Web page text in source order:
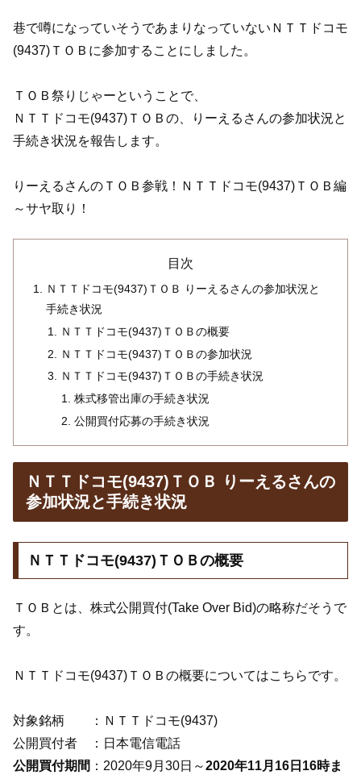
巷で噂になっていそうであまりなっていないＮＴＴドコモ
(9437)ＴＯＢに参加することにしました。
ＴＯＢ祭りじゃーということで、
ＮＴＴドコモ(9437)ＴＯＢの、りーえるさんの参加状況と
手続き状況を報告します。
りーえるさんのＴＯＢ参戦！ＮＴＴドコモ(9437)ＴＯＢ編
～サヤ取り！
目次
ＮＴＴドコモ(9437)ＴＯＢ りーえるさんの参加状況と
手続き状況
ＮＴＴドコモ(9437)ＴＯＢの概要
ＮＴＴドコモ(9437)ＴＯＢの参加状況
ＮＴＴドコモ(9437)ＴＯＢの手続き状況
株式移管出庫の手続き状況
公開買付応募の手続き状況
ＮＴＴドコモ(9437)ＴＯＢ りーえるさんの
参加状況と手続き状況
ＮＴＴドコモ(9437)ＴＯＢの概要
ＴＯＢとは、株式公開買付(Take Over Bid)の略称だそうで
す。
ＮＴＴドコモ(9437)ＴＯＢの概要についてはこちらです。
対象銘柄 ：ＮＴＴドコモ(9437)
公開買付者 ：日本電信電話
公開買付期間 ：2020年9月30日～2020年11月16日16時ま